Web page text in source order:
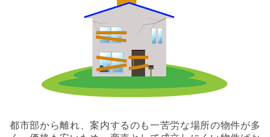
都市部から離れ、案内するのも一苦労な場所の物件が多